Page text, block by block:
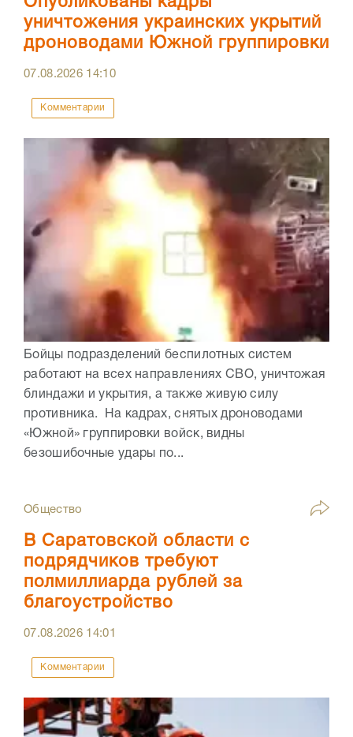
уничтожения украинских укрытий
дроноводами Южной группировки
07.08.2026 14:10
Комментарии
Бойцы подразделений беспилотных систем
работают на всех направлениях СВО, уничтожая
блиндажи и укрытия, а также живую силу
противника. На кадрах, снятых дроноводами
«Южной» группировки войск, видны
безошибочные удары по...
Общество
В Саратовской области с
подрядчиков требуют
полмиллиарда рублей за
благоустройство
07.08.2026 14:01
Комментарии